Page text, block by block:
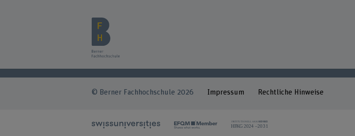
© Berner Fachhochschule 2026 Impressum Rechtliche Hinweise